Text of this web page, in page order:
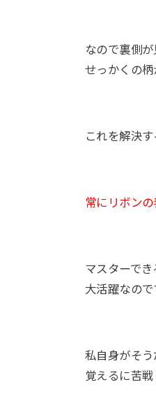
なので裏側
せっかくの柄
これを解決
常にリボンの
マスターで
大活躍なので
私自身がそ
覚えるに苦戦